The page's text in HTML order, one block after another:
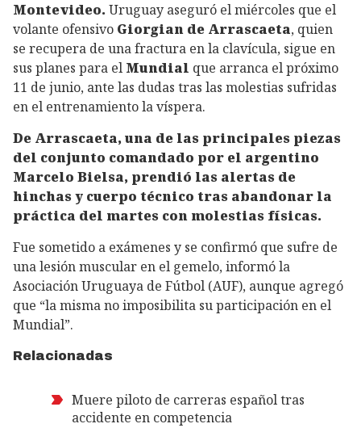
Montevideo. Uruguay aseguró el miércoles que el
volante ofensivo Giorgian de Arrascaeta, quien
se recupera de una fractura en la clavícula, sigue en
sus planes para el Mundial que arranca el próximo
11 de junio, ante las dudas tras las molestias sufridas
en el entrenamiento la víspera.
De Arrascaeta, una de las principales piezas
del conjunto comandado por el argentino
Marcelo Bielsa, prendió las alertas de
hinchas y cuerpo técnico tras abandonar la
práctica del martes con molestias físicas.
Fue sometido a exámenes y se confirmó que sufre de
una lesión muscular en el gemelo, informó la
Asociación Uruguaya de Fútbol (AUF), aunque agregó
que “la misma no imposibilita su participación en el
Mundial”.
Relacionadas
Muere piloto de carreras español tras
accidente en competencia